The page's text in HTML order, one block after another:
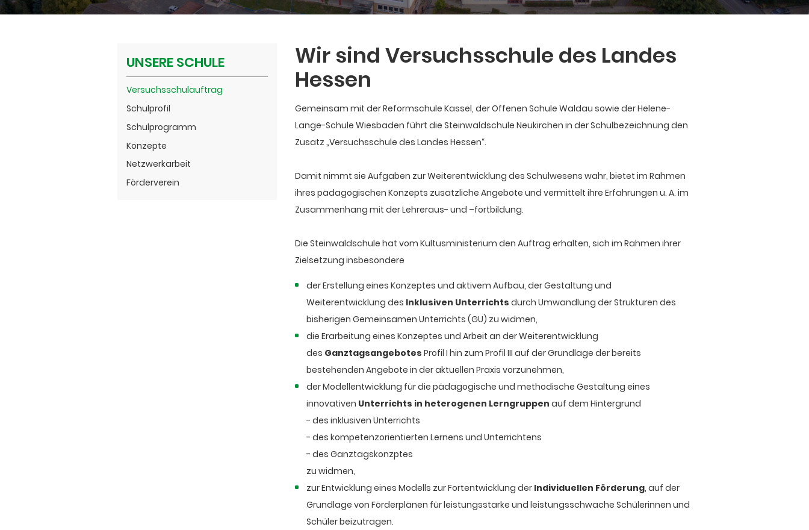
Wir sind Versuchs­schule des Landes
Hessen
Gemeinsam mit der Reformschule Kassel, der Offenen Schule Waldau sowie der Helene-
Lange-Schule Wiesbaden führt die Steinwaldschule Neukirchen in der Schulbezeichnung den
Zusatz „Versuchs­schule des Landes Hessen“.
Damit nimmt sie Aufgaben zur Weiterentwicklung des Schulwesens wahr, bietet im Rahmen
ihres pädagogischen Konzepts zusätzliche Angebote und vermittelt ihre Erfahrungen u. A. im
Zusammenhang mit der Lehreraus- und –fortbildung.
Die Steinwaldschule hat vom Kultusministerium den Auftrag erhalten, sich im Rahmen ihrer
Zielsetzung insbesondere
der Erstellung eines Konzeptes und aktivem Aufbau, der Gestaltung und
Weiterentwicklung des Inklusiven Unterrichts durch Umwandlung der Strukturen des
bisherigen Gemeinsamen Unterrichts (GU) zu widmen,
die Erarbeitung eines Konzeptes und Arbeit an der Weiterentwicklung
des Ganztagsangebotes Profil I hin zum Profil III auf der Grundlage der bereits
bestehenden Angebote in der aktuellen Praxis vorzunehmen,
der Modellentwicklung für die pädagogische und methodische Gestaltung eines
innovativen Unterrichts in heterogenen Lerngruppen auf dem Hintergrund
- des inklusiven Unterrichts
- des kompetenzorientierten Lernens und Unterrichtens
- des Ganztagskonzptes
zu widmen,
zur Entwicklung eines Modells zur Fortentwicklung der Individuellen Förderung, auf der
Grundlage von Förderplänen für leistungsstarke und leistungsschwache Schülerinnen und
Schüler beizutragen.
UNSERE SCHULE
Versuchsschulauftrag
Schulprofil
Schulprogramm
Konzepte
Netzwerkarbeit
Förderverein